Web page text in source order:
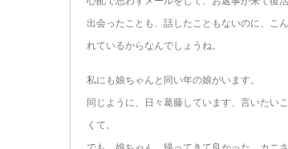
出会ったことも、話したこともないのに、こ
れているからなんでしょうね。
私にも娘ちゃんと同い年の娘がいます。
同じように、日々葛藤しています、言いたい
くて。